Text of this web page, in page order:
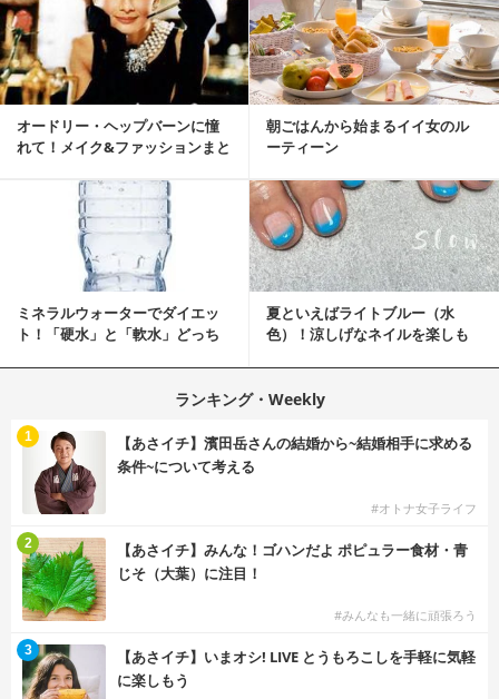
オードリー・ヘップバーンに憧
れて！メイク&ファッションまと
朝ごはんから始まるイイ女のル
ーティーン
ミネラルウォーターでダイエッ
ト！「硬水」と「軟水」どっち
夏といえばライトブルー（水
色）！涼しげなネイルを楽しも
ランキング・Weekly
【あさイチ】濱田岳さんの結婚から~結婚相手に求める
条件~について考える
#オトナ女子ライフ
1
【あさイチ】みんな！ゴハンだよ ポピュラー食材・青
じそ（大葉）に注目！
#みんなも一緒に頑張ろう
2
【あさイチ】いまオシ! LIVE とうもろこしを手軽に気軽
に楽しもう
3